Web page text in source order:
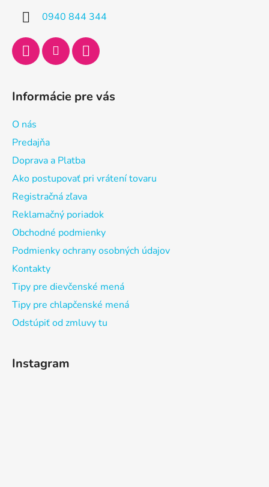
0940 844 344
Informácie pre vás
O nás
Predajňa
Doprava a Platba
Ako postupovať pri vrátení tovaru
Registračná zľava
Reklamačný poriadok
Obchodné podmienky
Podmienky ochrany osobných údajov
Kontakty
Tipy pre dievčenské mená
Tipy pre chlapčenské mená
Odstúpiť od zmluvy tu
Instagram